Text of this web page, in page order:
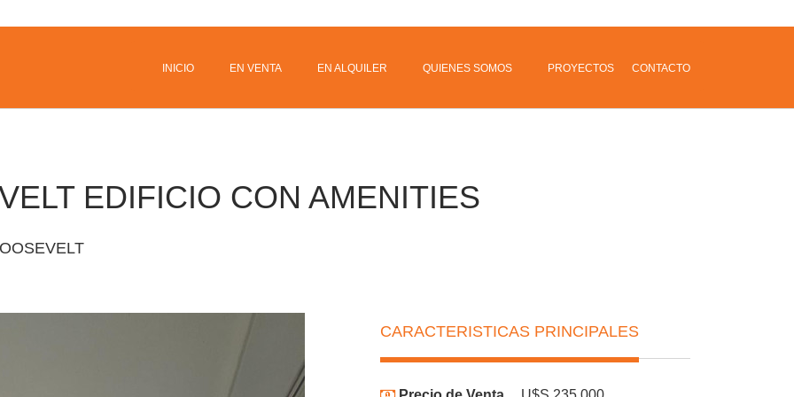
INICIO EN VENTA EN ALQUILER QUIENES SOMOS PROYECTOS CONTACTO
EDIFICIO CON AMENITIES
CARACTERISTICAS PRINCIPALES